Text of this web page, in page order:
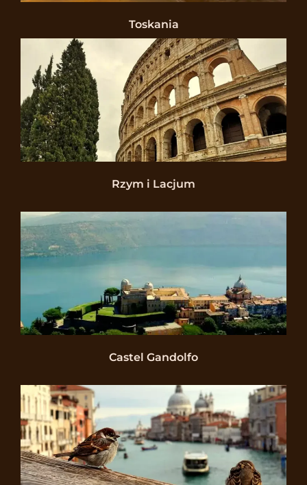
Toskania
Rzym i Lacjum
Castel Gandolfo